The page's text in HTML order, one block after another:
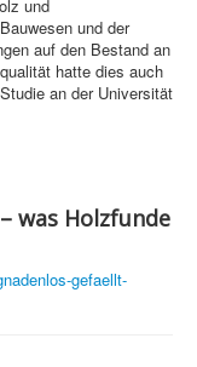
und
und der
auf den Bestand an
hatte dies auch
an der Universität
was Holzfunde
gefaellt-